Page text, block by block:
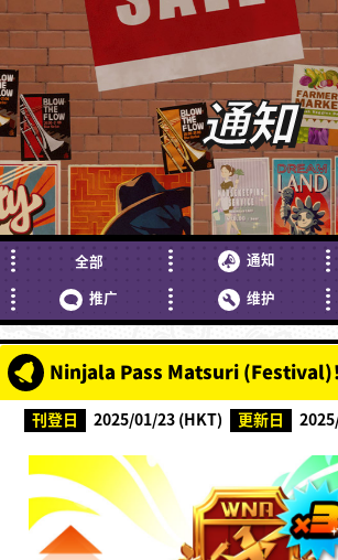
通知
全部 通知
推广
维护
Ninjala Pass Matsuri (Festival)！
刊登日 2025/01/23 (HKT) 更新日